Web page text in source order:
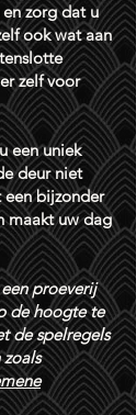
zorg dat u
ook wat aan
zelf voor
een uniek
deur niet
bijzonder
maakt uw dag
proeverij
de hoogte te
de spelregels